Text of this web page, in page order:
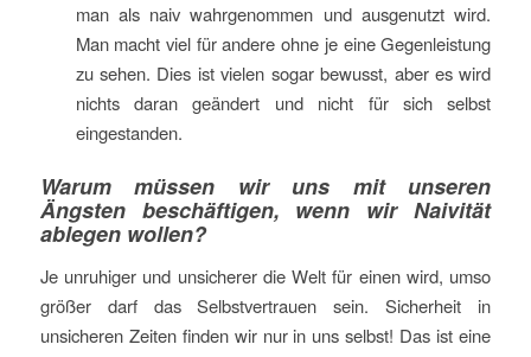
man als naiv wahrgenommen und ausgenutzt wird.
Man macht viel für andere ohne je eine Gegenleistung
zu sehen. Dies ist vielen sogar bewusst, aber es wird
nichts daran geändert und nicht für sich selbst
eingestanden.
Warum müssen wir uns mit unseren
Ängsten beschäftigen, wenn wir Naivität
ablegen wollen?
Je unruhiger und unsicherer die Welt für einen wird, umso
größer darf das Selbstvertrauen sein. Sicherheit in
unsicheren Zeiten finden wir nur in uns selbst! Das ist eine